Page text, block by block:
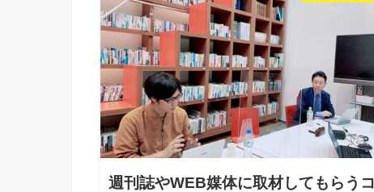
週刊誌やWEB媒体に取材してもらうコ